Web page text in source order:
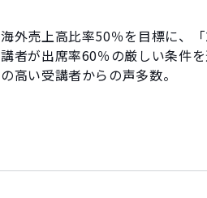
海外売上高比率50％を目標に、
講者が出席率60％の厳しい条件
の高い受講者からの声多数。